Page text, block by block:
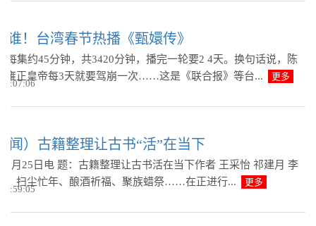
谁！台湾春节热播《甄嬛传》
每集约45分钟，共3420分钟，播完一轮要2 4天。换句话说，陈
雍正皇帝每3天就要驾崩一次……这是《联合报》等台...
更多
闻）古籍整理让古书“活”在当下
1月25日电 题：古籍整理让古书活在当下作者 王采怡 祁建月 李
、扫尘忙年、酿酒祈福、聚族蜡祭……在正进行...
更多